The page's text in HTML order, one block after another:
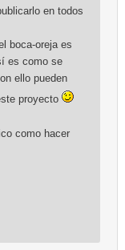
en todos
boca-oreja es
es como se
ello pueden
proyecto
como hacer